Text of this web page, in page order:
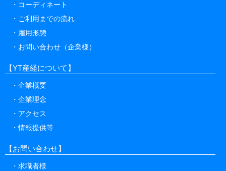
コーディネート
ご利用までの流れ
雇用形態
お問い合わせ（企業様）
【YT産経について】
企業概要
企業理念
アクセス
情報提供等
【お問い合わせ】
求職者様